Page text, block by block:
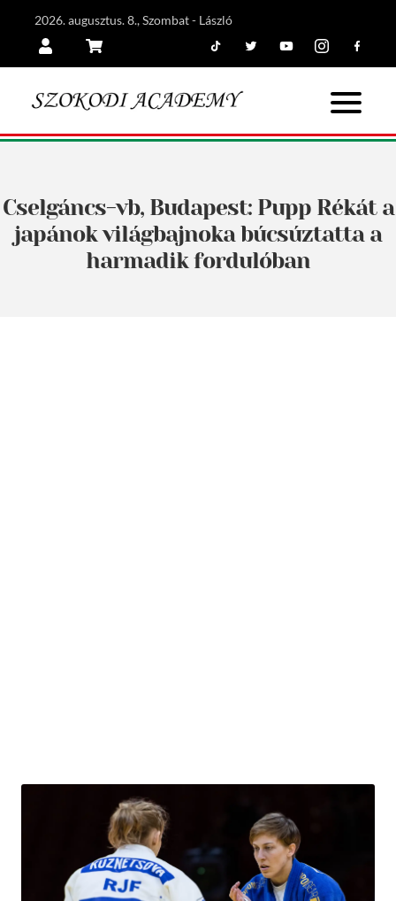
2026. augusztus. 8., Szombat - László
Cselgáncs-vb, Budapest: Pupp Rékát a
japánok világbajnoka búcsúztatta a
harmadik fordulóban